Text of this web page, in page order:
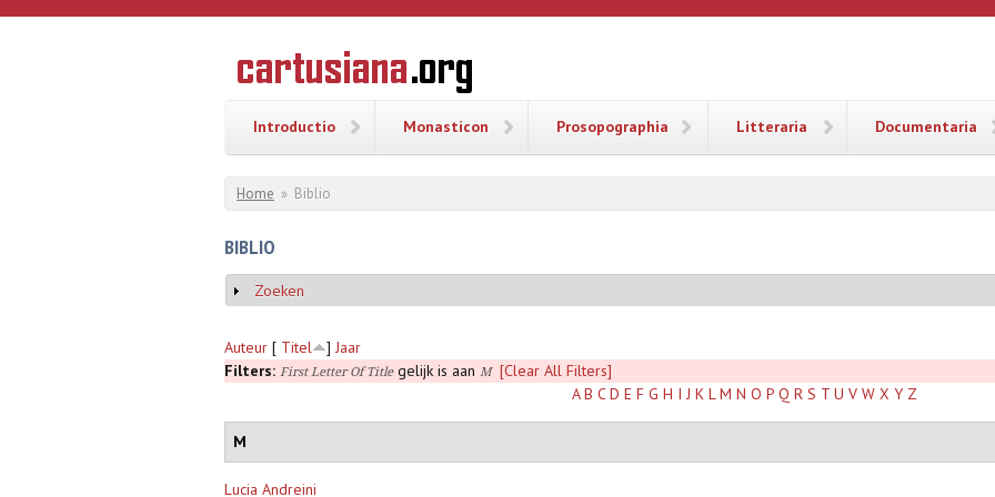
Overslaan en naar de inhoud gaan
CARTUSIANA
Geschiedenis
van de
Introductio Monasticon Prosopographia Litteraria Documentaria
U bent hier
Home » Biblio
BIBLIO
Weergeven
Zoeken
Auteur [ Titel ] Jaar
Filters: First Letter Of Titlegelijk is aan M
[Clear All Filters]
A B C D E F G H I J K L M N O P Q R S T U V W X Y Z
M
Lucia Andreini